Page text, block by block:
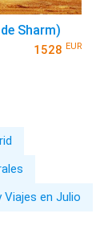
Sharm)
1528 EUR
en Julio